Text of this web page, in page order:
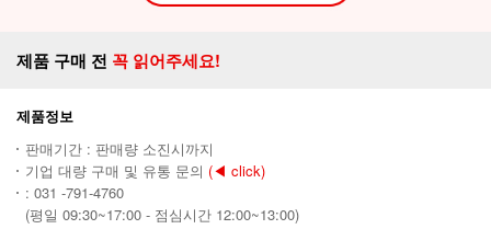
제품 구매 전 꼭 읽어주세요!
제품정보
판매기간 : 판매량 소진시까지
기업 대량 구매 및 유통 문의 (◀ click)
: 031 -791-4760
(평일 09:30~17:00 - 점심시간 12:00~13:00)